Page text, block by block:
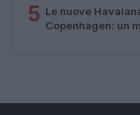
5 Le nuove
Copenhagen: un